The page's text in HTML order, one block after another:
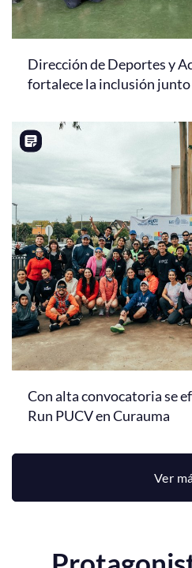
Dirección de Deportes y
fortalece la inclusión junto
Con alta convocatoria se
Run PUCV en Curauma
Ver